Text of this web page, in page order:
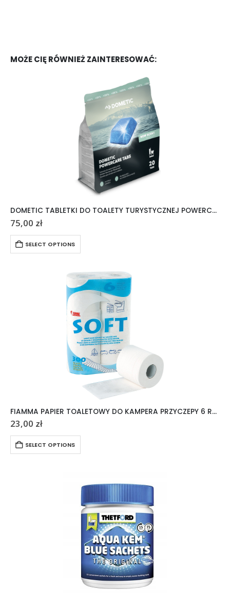
MOŻE CIĘ RÓWNIEŻ ZAINTERESOWAĆ:
DOMETIC TABLETKI DO TOALETY TURYSTYCZNEJ POWERCARE TABS 20 SZTUK
75,00 zł
SELECT OPTIONS
FIAMMA PAPIER TOALETOWY DO KAMPERA PRZYCZEPY 6 ROLEK
23,00 zł
SELECT OPTIONS